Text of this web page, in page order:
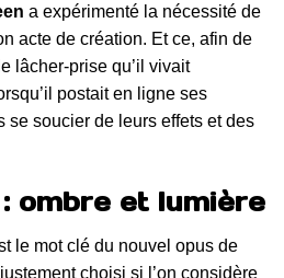
a expérimenté la nécessité de
acte de création. Et ce, afin de
lâcher-prise qu’il vivait
postait en ligne ses
se soucier de leurs effets et des
ombre et lumière
le mot clé du nouvel opus de
choisi si l’on considère